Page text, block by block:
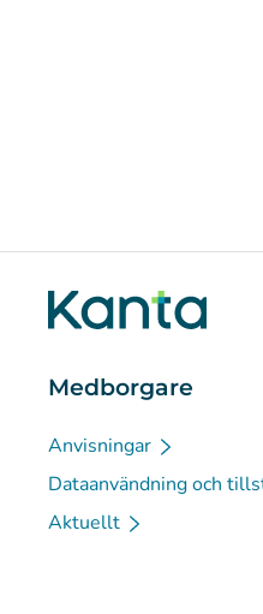
Medborgare
Anvisningar
Dataanvändning och
Aktuellt